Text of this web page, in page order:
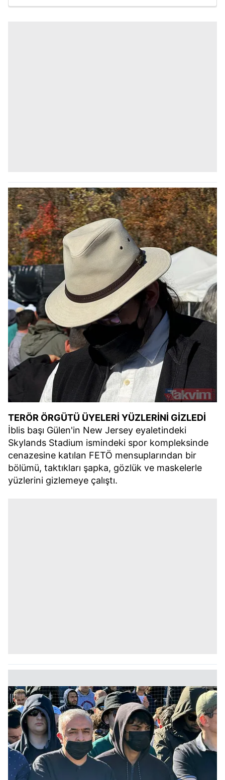
TERÖR ÖRGÜTÜ ÜYELERİ YÜZLERİNİ GİZLEDİ
İblis başı Gülen'in New Jersey eyaletindeki
Skylands Stadium ismindeki spor kompleksinde
cenazesine katılan FETÖ mensuplarından bir
bölümü, taktıkları şapka, gözlük ve maskelerle
yüzlerini gizlemeye çalıştı.